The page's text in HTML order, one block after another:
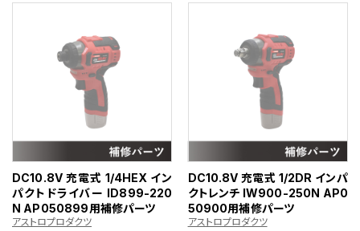
DC10.8V 充電式 1/4HEX イン
パクトドライバー ID899-220
N AP050899用補修パーツ
アストロプロダクツ
DC10.8V 充電式 1/2DR インパ
クトレンチ IW900-250N AP0
50900用補修パーツ
アストロプロダクツ